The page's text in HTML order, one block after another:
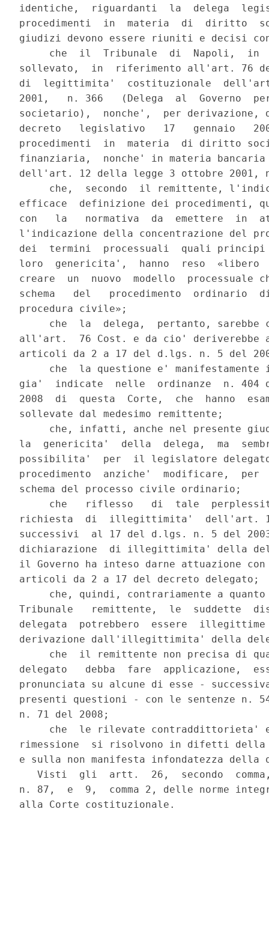
identiche,  riguardanti  la  delega
procedimenti  in  materia  di  diritto
giudizi devono essere riuniti e decisi
che  il  Tribunale  di  Napoli,  in
sollevato,  in  riferimento all'art. 76
di  legittimita'  costituzionale
2001,   n. 366   (Delega  al  Governo
societario),  nonche',  per
decreto   legislativo   17   gennaio
procedimenti  in  materia  di diritto
finanziaria,  nonche' in materia
dell'art. 12 della legge 3 ottobre 2001,
che,  secondo  il remittente,
efficace  definizione dei procedimenti,
con   la   normativa  da  emettere  in
l'indicazione della concentrazione del
dei  termini  processuali  quali
loro  genericita',  hanno  reso
creare  un  nuovo  modello  processuale
schema   del   procedimento  ordinario
procedura civile»;
che  la  delega,  pertanto, sarebbe
all'art.  76 Cost. e da cio'
articoli da 2 a 17 del d.lgs. n. 5 del
che  la questione e' manifestamente
gia'  indicate  nelle  ordinanze  n. 404
2008  di  questa  Corte,  che  hanno
sollevate dal medesimo remittente;
che, infatti, anche nel presente
la  genericita'  della  delega,  ma
possibilita'  per  il legislatore
procedimento  anziche'  modificare,
schema del processo civile ordinario;
che   riflesso   di  tale
richiesta  di  illegittimita'  dell'art.
successivi  al 17 del d.lgs. n. 5 del
dichiarazione  di illegittimita' della
il Governo ha inteso darne attuazione
articoli da 2 a 17 del decreto delegato;
che, quindi, contrariamente a
Tribunale   remittente,  le  suddette
delegata  potrebbero  essere
derivazione dall'illegittimita' della
che  il remittente non precisa di
delegato   debba  fare  applicazione,
pronunciata su alcune di esse -
presenti questioni - con le sentenze n.
n. 71 del 2008;
che  le rilevate contraddittorieta'
rimessione  si risolvono in difetti della
e sulla non manifesta infondatezza della
Visti  gli  artt.  26,  secondo
n. 87,  e  9,  comma 2, delle norme